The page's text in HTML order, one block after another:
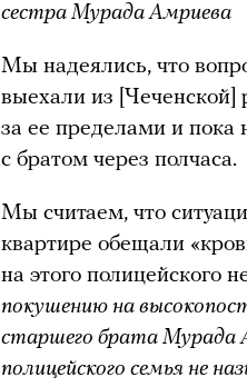
сестра Мурада Амриева
Мы надеялись, что
выехали из [Чеченской]
за ее пределами и пока
с братом через полчаса.
Мы считаем, что
квартире обещали
на этого полицейского
покушению на
старшего брата Мурада
полицейского семья не